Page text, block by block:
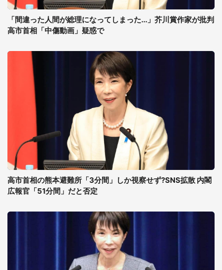
「間違った人間が総理になってしまった...」芥川賞作家が批判
高市首相「中傷動画」疑惑で
高市首相の熊本避難所「3分間」しか視察せず?SNS拡散 内閣
広報官「51分間」だと否定